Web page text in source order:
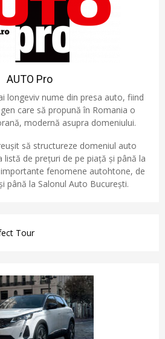
AUTO Pro
longeviv nume din presa auto, fiind
care să propună în Romania o
modernă asupra domeniului.
să structureze domeniul auto
listă de prețuri de pe piață și până la
fenomene autohtone, de
până la Salonul Auto București.